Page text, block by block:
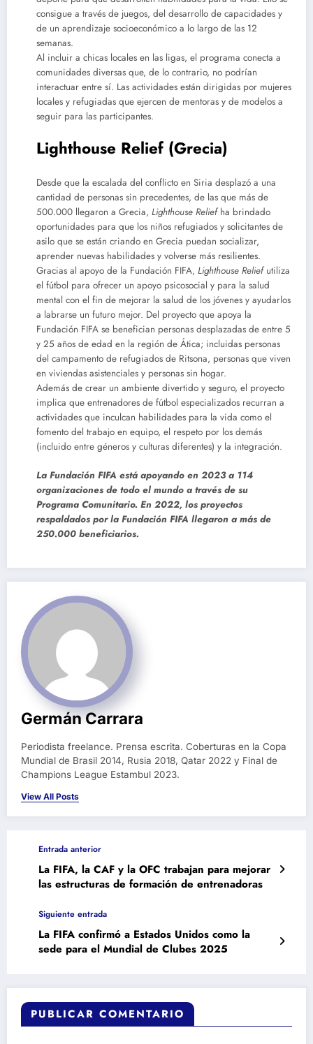
consigue a través de juegos, del desarrollo de capacidades y
de un aprendizaje socioeconómico a lo largo de las 12
semanas.
Al incluir a chicas locales en las ligas, el programa conecta a
comunidades diversas que, de lo contrario, no podrían
interactuar entre sí. Las actividades están dirigidas por mujeres
locales y refugiadas que ejercen de mentoras y de modelos a
seguir para las participantes.
Lighthouse Relief (Grecia)
Desde que la escalada del conflicto en Siria desplazó a una
cantidad de personas sin precedentes, de las que más de
500.000 llegaron a Grecia, Lighthouse Reliefha brindado
oportunidades para que los niños refugiados y solicitantes de
asilo que se están criando en Grecia puedan socializar,
aprender nuevas habilidades y volverse más resilientes.
Gracias al apoyo de la Fundación FIFA, Lighthouse Reliefutiliza
el fútbol para ofrecer un apoyo psicosocial y para la salud
mental con el fin de mejorar la salud de los jóvenes y ayudarlos
a labrarse un futuro mejor. Del proyecto que apoya la
Fundación FIFA se benefician personas desplazadas de entre 5
y 25 años de edad en la región de Ática; incluidas personas
del campamento de refugiados de Ritsona, personas que viven
en viviendas asistenciales y personas sin hogar.
Además de crear un ambiente divertido y seguro, el proyecto
implica que entrenadores de fútbol especializados recurran a
actividades que inculcan habilidades para la vida como el
fomento del trabajo en equipo, el respeto por los demás
(incluido entre géneros y culturas diferentes) y la integración.
La Fundación FIFA está apoyando en 2023 a 114
organizaciones de todo el mundo a través de su
Programa Comunitario. En 2022, los proyectos
respaldados por la Fundación FIFA llegaron a más de
250.000 beneficiarios.
Germán Carrara
Periodista freelance. Prensa escrita. Coberturas en la Copa
Mundial de Brasil 2014, Rusia 2018, Qatar 2022 y Final de
Champions League Estambul 2023.
View All Posts
Entrada anterior
La FIFA, la CAF y la OFC trabajan para mejorar
las estructuras de formación de entrenadoras
Siguiente entrada
La FIFA confirmó a Estados Unidos como la
sede para el Mundial de Clubes 2025
PUBLICAR COMENTARIO